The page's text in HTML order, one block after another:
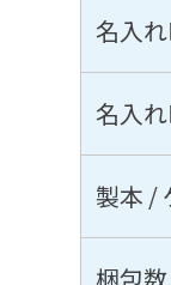
名入
名入
製本 /